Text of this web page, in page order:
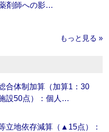
剤師への影…
もっと見る »
合体制加算（加算1：30
設50点）：個人…
立地依存減算（▲15点）：